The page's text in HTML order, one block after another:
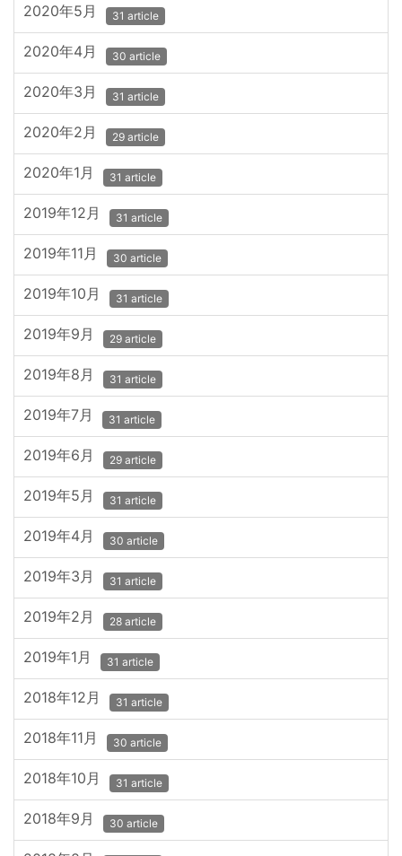
2020年5月 31 article
2020年4月 30 article
2020年3月 31 article
2020年2月 29 article
2020年1月 31 article
2019年12月 31 article
2019年11月 30 article
2019年10月 31 article
2019年9月 29 article
2019年8月 31 article
2019年7月 31 article
2019年6月 29 article
2019年5月 31 article
2019年4月 30 article
2019年3月 31 article
2019年2月 28 article
2019年1月 31 article
2018年12月 31 article
2018年11月 30 article
2018年10月 31 article
2018年9月 30 article